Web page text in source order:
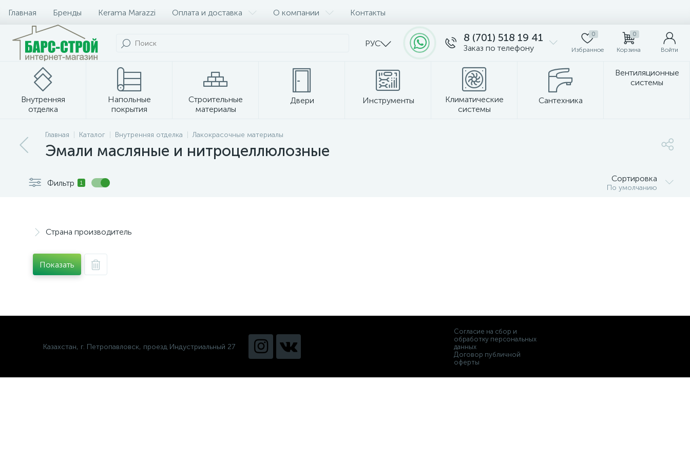
Главная Бренды Kerama Marazzi Оплата и доставка О компании Контакты
РУС 8 (701) 518 19 41
Заказ по телефону
0
Избранное
0
Корзина Войти
Внутренняя
отделка
Напольные
покрытия
Строительные
материалы
Двери Инструменты
Климатические
системы
Сантехника
Вентиляционные
системы
Плитка и керамогранит
Главная Каталог Внутренняя отделка Лакокрасочные материалы
Эмали масляные и нитроцеллюлозные
Фильтр 1 Сортировка
По умолчанию
Страна производитель
Показать
Казахстан, г. Петропавловск, проезд Индустриальный 27
Согласие на сбор и
обработку персональных
данных
Договор публичной
оферты